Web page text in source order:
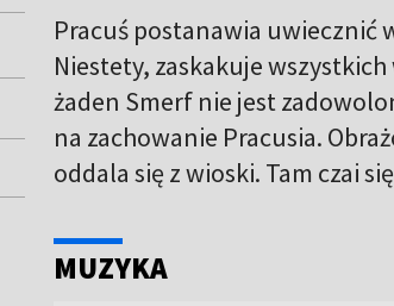
Pracuś postanawia uwiecznić
Niestety, zaskakuje
żaden Smerf nie jest
na zachowanie Pracusia.
oddala się z wioski. Tam czai
MUZYKA